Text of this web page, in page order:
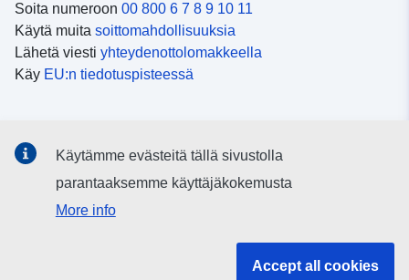
Soita numeroon 00 800 6 7 8 9 10 11
Käytä muita soittomahdollisuuksia
Lähetä viesti yhteydenottolomakkeella
Käy EU:n tiedotuspisteessä
sosiaalisessa mediassa
EU:n toimielimet ja muut elimet
Käytämme evästeitä tällä sivustolla
parantaaksemme käyttäjäkokemusta
More info
Accept all cookies